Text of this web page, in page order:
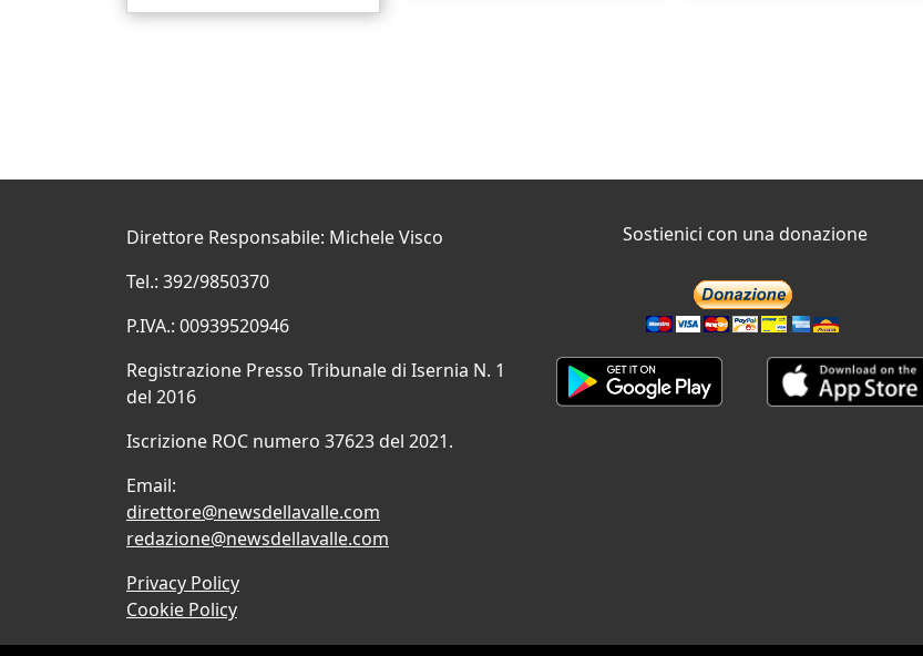
Direttore Responsabile: Michele Visco
Tel.: 392/9850370
P.IVA.: 00939520946
Registrazione Presso Tribunale di Isernia N. 1
del 2016
Iscrizione ROC numero 37623 del 2021.
Email:
direttore@newsdellavalle.com
redazione@newsdellavalle.com
Privacy Policy
Cookie Policy
Sostienici con una donazione